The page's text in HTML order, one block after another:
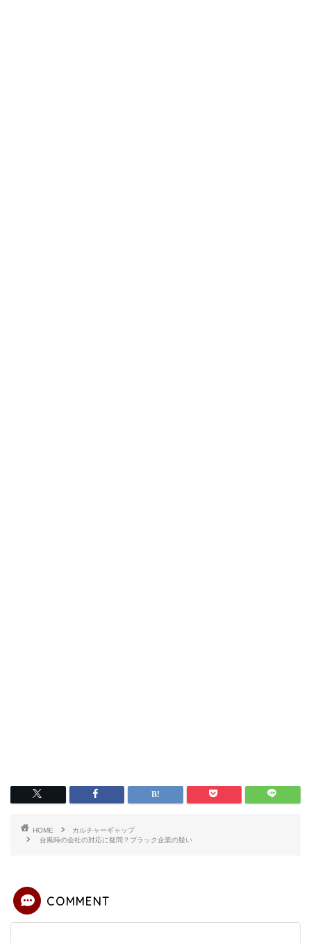
HOME
カルチャーギャップ
台風時の会社の対応に疑問？ブラック企業の疑い
COMMENT